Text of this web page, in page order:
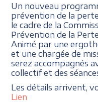
Un nouveau
prévention de la
le cadre de la
Prévention de la
Animé par une
et une chargée de
serez accompagnés
collectif et des
Les détails arrivent,
Lien